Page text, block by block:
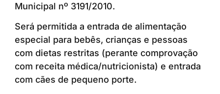
Municipal nº 3191/2010.
Será permitida a entrada de alimentação
especial para bebês, crianças e pessoas
com dietas restritas (perante comprovação
com receita médica/nutricionista) e entrada
com cães de pequeno porte.